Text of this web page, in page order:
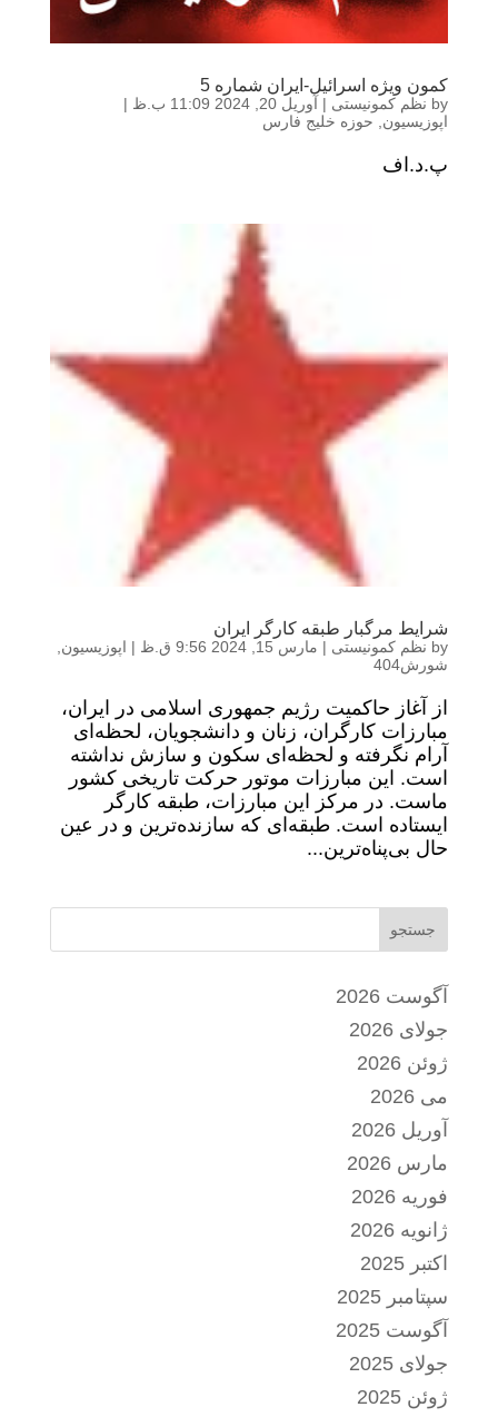
کمون ویژه اسرائیل-ایران شماره 5
by نظم کمونیستی | آوریل 20, 2024 11:09 ب.ظ
|
اپوزیسیون
حوزه خلیج فارس
پ.د.اف
شرایط مرگبار طبقه کارگر ایران
by نظم کمونیستی | مارس 15, 2024 9:56 ق.ظ | اپوزیسیون
شورش404
از آغاز حاکمیت رژیم جمهوری اسلامی در ایران،
مبارزات کارگران، زنان و دانشجویان، لحظه‌ای
آرام نگرفته و لحظه‌ای سکون و سازش نداشته
است. این مبارزات موتور حرکت تاریخی کشور
ماست. در مرکز این مبارزات، طبقه کارگر
ایستاده است. طبقه‌ای که سازنده‌ترین و در عین
حال بی‌پناه‌ترین...
جستجو
آگوست 2026
جولای 2026
ژوئن 2026
می 2026
آوریل 2026
مارس 2026
فوریه 2026
ژانویه 2026
اکتبر 2025
سپتامبر 2025
آگوست 2025
جولای 2025
ژوئن 2025